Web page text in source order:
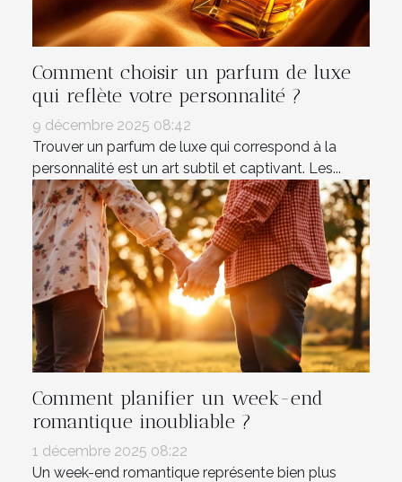
Comment choisir un parfum de luxe
qui reflète votre personnalité ?
9 décembre 2025 08:42
Trouver un parfum de luxe qui correspond à la
personnalité est un art subtil et captivant. Les...
Comment planifier un week-end
romantique inoubliable ?
1 décembre 2025 08:22
Un week-end romantique représente bien plus